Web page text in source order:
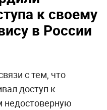
к своему
в России
с тем, что
доступ к